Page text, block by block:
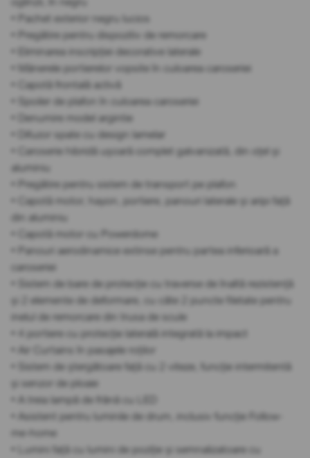
• Pachet exterior negru lucios
• Pregătire pentru dispozitiv de remorcare
• Eliminarea inscripției decorative laterale
• Mânerele portierelor vopsite în culoarea caroseriei
• Capotă frontală activă
• Spoiler de plafon în culoarea caroseriei
• Denumire model argintie
• Difuzor spate cu design lamelar
• Caroserie hibridă ușoară complet galvanizată, din oțel și
aluminiu
• Pregătire pentru sistem de transport pe plafon
• Capotă motor, hayon, portiere, panouri laterale și aripi față
din aluminiu
• Capotă motor cu Powerdome
• Panouri aerodinamice extinse pentru partea inferioară a
caroseriei
• Sistem de bare de protecție cu traverse de înaltă rezistență
și 2 elemente de deformare, cu câte 2 puncte filetate pentru
inelul de remorcare din trusa de scule
• 4 portiere cu protecție laterală integrată la impact
• Air Curtains în pasajele roților
• Sistem de ștergătoare față cu 2 viteze, funcție intermitentă
și senzor de ploaie
• A treia lampă de frână cu LED
• Asistent pentru luminile de drum, inclusiv funcție Follow-
me-home
• Lumini față cu lumini de poziție și semnalizatoare cu